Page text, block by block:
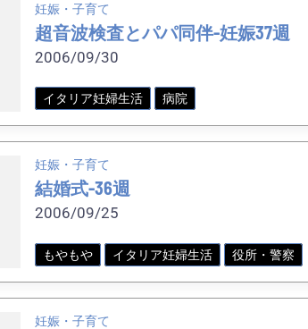
妊娠・子育て
超音波検査とパパ同伴-妊娠37週
2006/09/30
イタリア妊婦生活 病院
妊娠・子育て
結婚式-36週
2006/09/25
もやもや イタリア妊婦生活 役所・警察
妊娠・子育て